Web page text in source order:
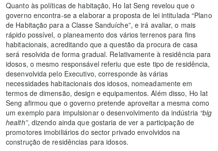
Quanto às políticas de habitação, Ho Iat Seng revelou que o
governo encontra-se a elaborar a proposta de lei intitulada “Plano
de Habitação para a Classe Sanduíche”, e irá avaliar, o mais
rápido possível, o planeamento dos vários terrenos para fins
habitacionais, acreditando que a questão da procura de casa
será resolvida de forma gradual. Relativamente à residência para
idosos, o mesmo responsável referiu que este tipo de residência,
desenvolvida pelo Executivo, corresponde às várias
necessidades habitacionais dos idosos, nomeadamente em
termos de dimensão, design e equipamentos. Além disso, Ho Iat
Seng afirmou que o governo pretende aproveitar a mesma como
um exemplo para impulsionar o desenvolvimento da indústria “big
health”, dizendo ainda que gostaria de ver a participação de
promotores imobiliários do sector privado envolvidos na
construção de residências para idosos.